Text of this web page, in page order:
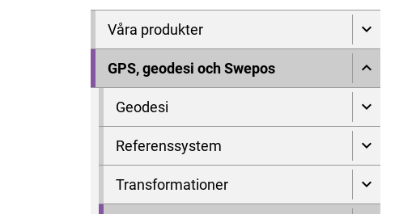
Våra produkter
GPS, geodesi och Swepos
Geodesi
Referenssystem
Transformationer